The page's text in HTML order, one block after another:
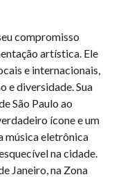
compromisso
artística. Ele
e internacionais,
e diversidade. Sua
São Paulo ao
ícone e um
música eletrônica
na cidade.
Janeiro, na Zona